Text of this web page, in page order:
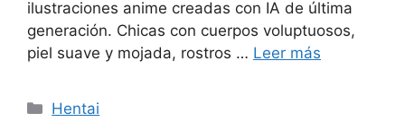
ilustraciones anime creadas con IA de última
generación. Chicas con cuerpos voluptuosos,
piel suave y mojada, rostros … Leer más
Categorías
Hentai